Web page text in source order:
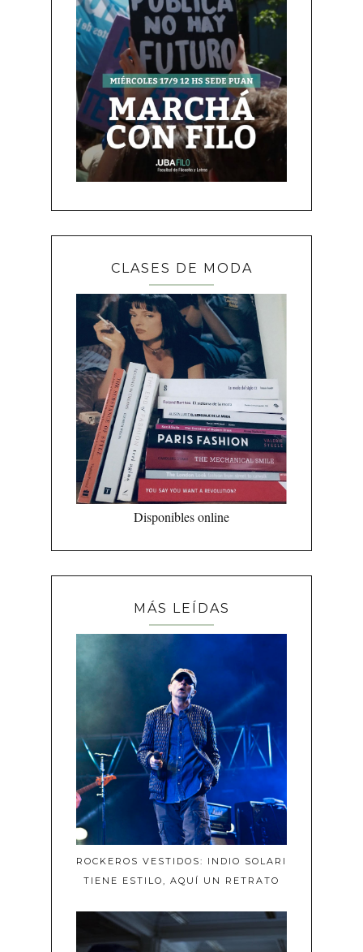
CLASES DE MODA
Disponibles online
MÁS LEÍDAS
ROCKEROS VESTIDOS: INDIO SOLARI
TIENE ESTILO, AQUÍ UN RETRATO